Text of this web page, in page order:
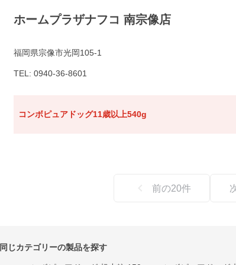
ホームプラザナフコ 南宗像店
福岡県宗像市光岡105-1
TEL: 0940-36-8601
コンボピュアドッグ11歳以上540g
前の20件
同じカテゴリーの製品を探す